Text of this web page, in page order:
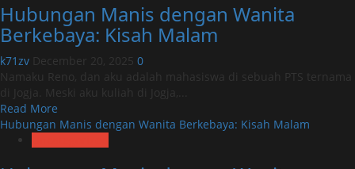
Manis
dengan
Wanita
Berkebaya:
Kisah
Malam
Hubungan Manis dengan Wanita
Berkebaya: Kisah Malam
k71zv December 20, 2025 0
Namaku Reno, dan aku adalah mahasiswa di sebuah PTS ternama
di Jogja. Meski aku kuliah di Jogja,...
Read More
more
Hubungan Manis dengan Wanita Berkebaya: Kisah Malam